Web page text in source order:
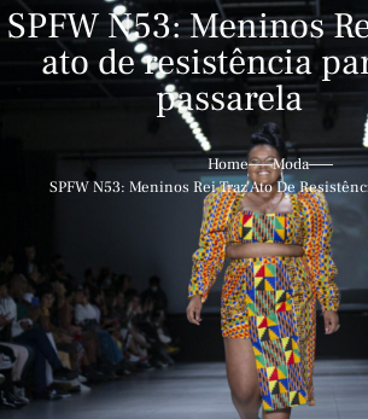
SPFW N53: Meninos
ato de resistência
passarela
Home
Moda
SPFW N53: Meninos Rei Traz Ato De